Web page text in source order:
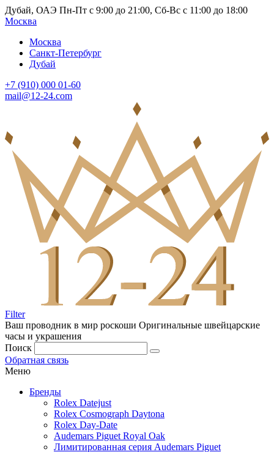
Дубай, ОАЭ Пн-Пт с 9:00 до 21:00, Сб-Вс с 11:00 до 18:00
Москва
Москва
Санкт-Петербург
Дубай
+7 (910) 000 01-60
mail@12-24.com
Filter
Ваш проводник в мир роскоши Оригинальные швейцарские
часы и украшения
Поиск
Обратная связь
Меню
Бренды
Rolex Datejust
Rolex Cosmograph Daytona
Rolex Day-Date
Audemars Piguet Royal Oak
Лимитированная серия Audemars Piguet